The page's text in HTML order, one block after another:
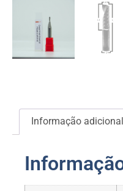
Informação adicional